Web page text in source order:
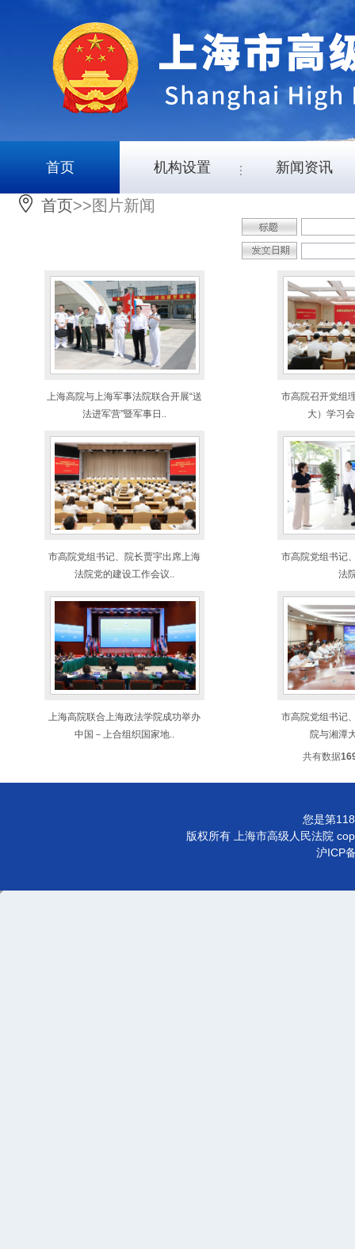
首页 机构设置 新闻资讯
首页>>图片新闻
上海高院与上海军事法院联合开展“送
法进军营”暨军事日..
市高院召开党组
大）学习
市高院党组书记、院长贾宇出席上海
法院党的建设工作会议..
市高院党组书记
法
上海高院联合上海政法学院成功举办
中国－上合组织国家地..
市高院党组书记
院与湘潭
共有数据
您是第
版权所有 上海市高级人民法院
沪ICP